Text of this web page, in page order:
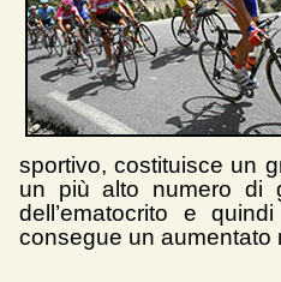
sportivo, costituisce un
un più alto numero di
dell’ematocrito e
consegue un aumentato